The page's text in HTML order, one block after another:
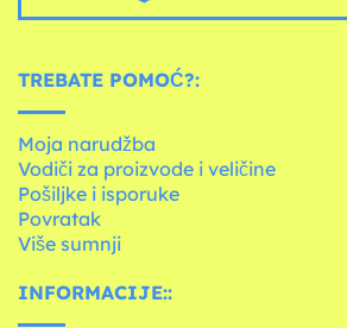
TREBATE POMOĆ?:
Moja narudžba
Vodiči za proizvode i veličine
Pošiljke i isporuke
Povratak
Više sumnji
INFORMACIJE::